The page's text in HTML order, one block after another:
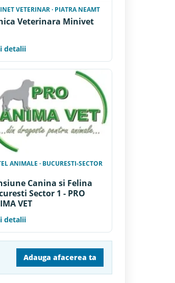
VETERINAR · PIATRA NEAMT
Veterinara Minivet
detalii
ANIMALE · BUCURESTI-SECTOR
Canina si Felina
Sector 1 - PRO
VET
detalii
Adauga afacerea ta